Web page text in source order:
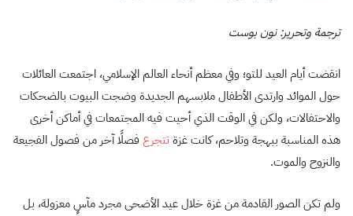
ترجمة وتحرير: نون بوست
انقضت أيام العيد للتو؛ وفي معظم أنحاء العالم الإسلامي، اجتمعت العائلات
حول الموائد وارتدى الأطفال ملابسهم الجديدة وضجت البيوت بالضحكات
والاحتفالات، ولكن في الوقت الذي أحيت فيه المجتمعات في أماكن أخرى
هذه المناسبة ببهجة وتلاحم، كانت غزةتتجرع فصلًا آخر من فصول الفجيعة
والنزوح والموت.
ولم تكن الصور القادمة من غزة خلال عيد الأضحى مجرد مآسٍ معزولة، بل